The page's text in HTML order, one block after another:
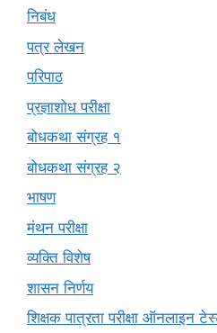
निबंध
पत्र लेखन
परिपाठ
प्रज्ञाशोध परीक्षा
बोधकथा संग्रह १
बोधकथा संग्रह २
भाषण
मंथन परीक्षा
व्यक्ति विशेष
शासन निर्णय
शिक्षक पात्रता परीक्षा ऑनलाइन